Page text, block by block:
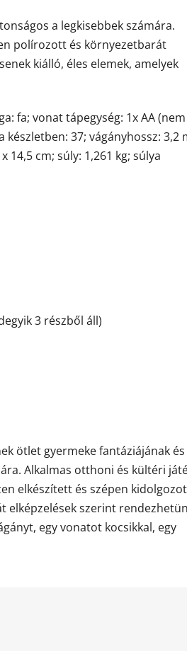
a legkisebbek számára.
polírozott és környezetbarát
kiálló, éles elemek, amelyek
fa; vonat tápegység: 1x AA (nem
készletben: 37; vágányhossz: 3,2
14,5 cm; súly: 1,261 kg; súlya
3 részből áll)
ötlet gyermeke fantáziájának és
Alkalmas otthoni és kültéri
elkészített és szépen
elképzelések szerint
egy vonatot kocsikkal, egy